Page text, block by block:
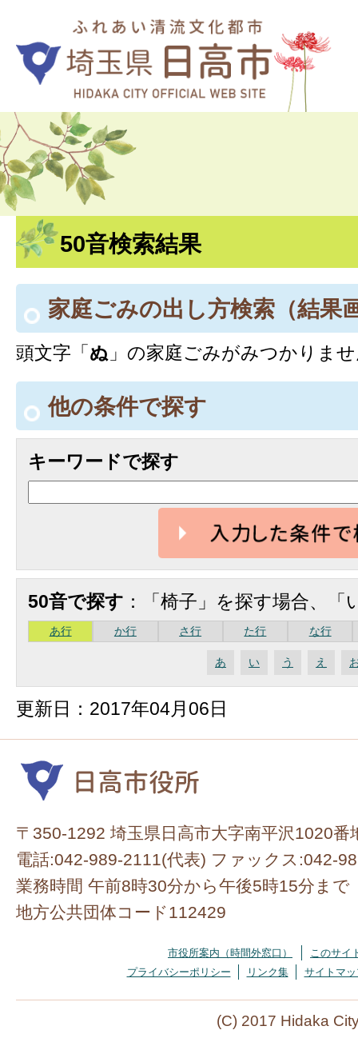
50音検索結果
家庭ごみの出し方検索 （結果
頭文字「ぬ 」の家庭ごみがみつかりま
他の条件で探す
キーワードで探す
50音で探す ：「椅子」を探す場合、
あ行 か行 さ行 た行 な行
あ い う え
更新日：2017年04月06日
〒350-1292 埼玉県日高市大字南平沢1020番
電話:042-989-2111(代表) ファックス:042-
業務時間 午前8時30分から午後5時15分まで
地方公共団体コード112429
市役所案内（時間外窓口）
このサイ
プライバシーポリシー
リンク集 サイトマッ
(C) 2017 Hidaka